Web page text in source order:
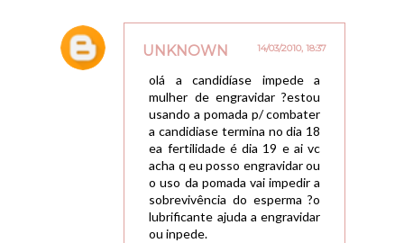
UNKNOWN 14/03/2010, 18:37
olá a candidíase impede a
mulher de engravidar ?estou
usando a pomada p/ combater
a candidiase termina no dia 18
ea fertilidade é dia 19 e ai vc
acha q eu posso engravidar ou
o uso da pomada vai impedir a
sobrevivência do esperma ?o
lubrificante ajuda a engravidar
ou inpede.